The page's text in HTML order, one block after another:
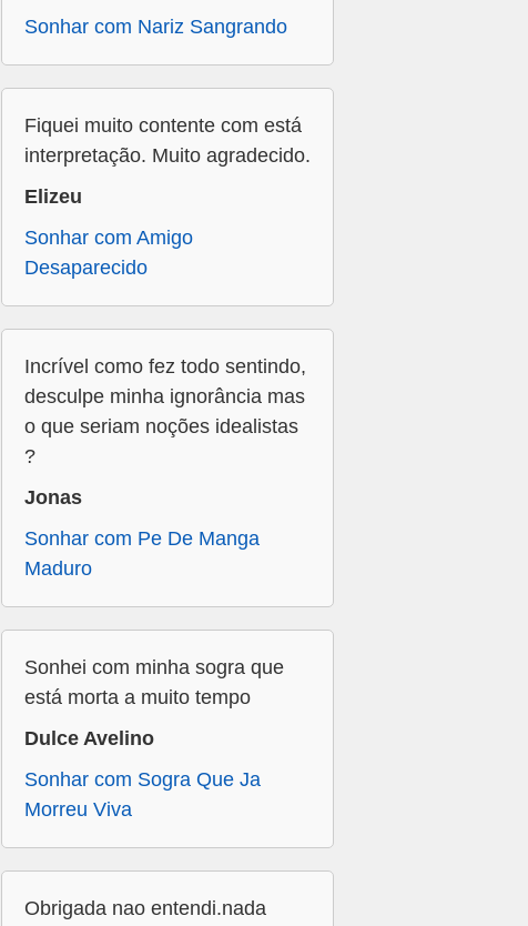
Sonhar com Nariz Sangrando
Fiquei muito contente com está
interpretação. Muito agradecido.
Elizeu
Sonhar com Amigo
Desaparecido
Incrível como fez todo sentindo,
desculpe minha ignorância mas
o que seriam noções idealistas
?
Jonas
Sonhar com Pe De Manga
Maduro
Sonhei com minha sogra que
está morta a muito tempo
Dulce Avelino
Sonhar com Sogra Que Ja
Morreu Viva
Obrigada nao entendi.nada